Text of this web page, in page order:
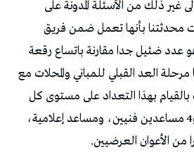
ذلك من الأسئلة المدونة على
محدثتنا بأنها تعمل ضمن فريق
عدد ضئيل جدا مقارنة باتساع رقعة
مرحلة العد القبلي للمباني والمحلات مع
بالقيام بهذا التعداد على مستوى كل
جهة يضمّ مسؤولا أوّل و4 مساعدين فنيين، ومساعد إعلامية،